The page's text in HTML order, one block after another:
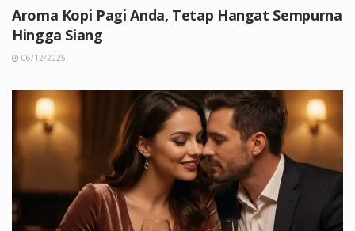
Aroma Kopi Pagi Anda, Tetap Hangat Sempurna
Hingga Siang
06/12/2025